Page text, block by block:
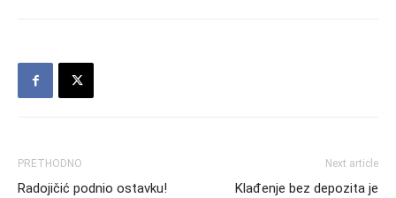
PRETHODNO
Radojičić podnio ostavku!
Next article
Klađenje bez depozita je